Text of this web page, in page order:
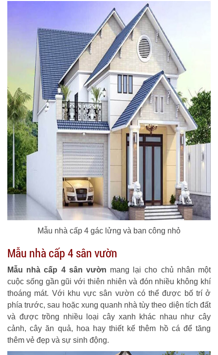
Mẫu nhà cấp 4 gác lửng và ban công nhỏ
Mẫu nhà cấp 4 sân vườn
Mẫu nhà cấp 4 sân vườn mang lại cho chủ nhân một
cuộc sống gần gũi với thiên nhiên và đón nhiều không khí
thoáng mát. Với khu vực sân vườn có thể được bố trí ở
phía trước, sau hoặc xung quanh nhà tùy theo diện tích đất
và được trồng nhiều loại cây xanh khác nhau như cây
cảnh, cây ăn quả, hoa hay thiết kế thêm hồ cá để tăng
thêm vẻ đẹp và sự sinh động.